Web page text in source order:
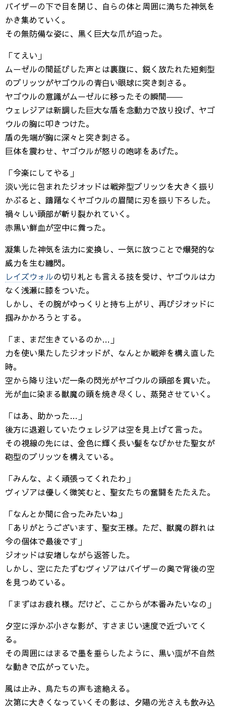
バイザーの下で目を閉じ、自らの体と周囲に満ちた神気を
かき集めていく。
その無防備な姿に、黒く巨大な爪が迫った。
「てえい」
ムーゼルの間延びした声とは裏腹に、鋭く放たれた短剣型
のブリッツがヤゴウルの青白い眼球に突き刺さる。
ヤゴウルの意識がムーゼルに移ったその瞬間――
ウェレジアは新調した巨大な盾を念動力で放り投げ、ヤゴ
ウルの胸に叩きつけた。
盾の先端が胸に深々と突き刺さる。
巨体を震わせ、ヤゴウルが怒りの咆哮をあげた。
「今楽にしてやる」
淡い光に包まれたジオッドは戦斧型ブリッツを大きく振り
かぶると、躊躇なくヤゴウルの眉間に刃を振り下ろした。
禍々しい頭部が斬り裂かれていく。
赤黒い鮮血が空中に舞った。
凝集した神気を法力に変換し、一気に放つことで爆発的な
威力を生む纏閃。
レイズウォルの切り札とも言える技を受け、ヤゴウルは力
なく浅瀬に膝をついた。
しかし、その腕がゆっくりと持ち上がり、再びジオッドに
掴みかかろうとする。
「ま、まだ生きているのか…」
力を使い果たしたジオッドが、なんとか戦斧を構え直した
時。
空から降り注いだ一条の閃光がヤゴウルの頭部を貫いた。
光が血に染まる獣魔の頭を焼き尽くし、蒸発させていく。
「はあ、助かった…」
後方に退避していたウェレジアは空を見上げて言った。
その視線の先には、金色に輝く長い髪をなびかせた聖女が
砲型のブリッツを構えている。
「みんな、よく頑張ってくれたわ」
ヴィゾアは優しく微笑むと、聖女たちの奮闘をたたえた。
「なんとか間に合ったみたいね」
「ありがとうございます、聖女王様。ただ、獣魔の群れは
今の個体で最後です」
ジオッドは安堵しながら返答した。
しかし、空にたたずむヴィゾアはバイザーの奥で背後の空
を見つめている。
「まずはお疲れ様。だけど、ここからが本番みたいなの」
夕空に浮かぶ小さな影が、すさまじい速度で近づいてく
る。
その周囲にはまるで墨を垂らしたように、黒い靄が不自然
な動きで広がっていた。
風は止み、鳥たちの声も途絶える。
次第に大きくなっていくその影は、夕陽の光さえも飲み込